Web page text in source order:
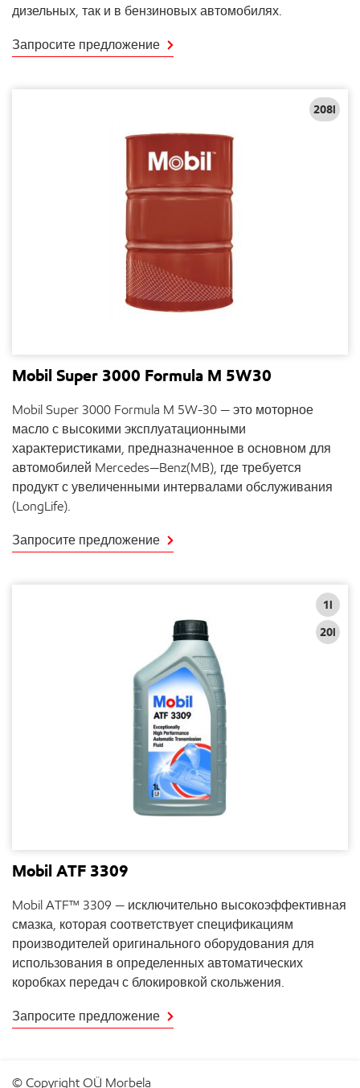
дизельных, так и в бензиновых автомобилях.
Запросите предложение
208l
Mobil Super 3000 Formula M 5W30
Mobil Super 3000 Formula M 5W-30 — это моторное
масло с высокими эксплуатационными
характеристиками, предназначенное в основном для
автомобилей Mercedes—Benz(MB), где требуется
продукт с увеличенными интервалами обслуживания
(LongLife).
Запросите предложение
1l
20l
Mobil ATF 3309
Mobil ATF™ 3309 — исключительно высокоэффективная
смазка, которая соответствует спецификациям
производителей оригинального оборудования для
использования в определенных автоматических
коробках передач с блокировкой скольжения.
Запросите предложение
© Copyright OÜ Morbela